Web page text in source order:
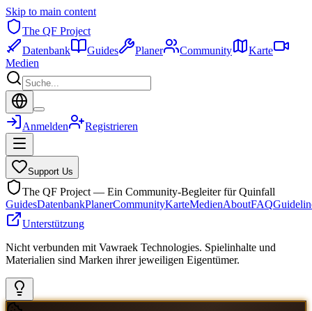
Skip to main content
The QF Project
Datenbank
Guides Planer Community
Karte
Medien
Anmelden Registrieren
Support Us
The QF Project — Ein Community-Begleiter für Quinfall
GuidesDatenbankPlanerCommunityKarteMedienAboutFAQ
Unterstützung
Nicht verbunden mit Vawraek Technologies. Spielinhalte und
Materialien sind Marken ihrer jeweiligen Eigentümer.